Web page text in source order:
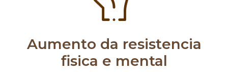
Aumento da resistencia
fisica e mental